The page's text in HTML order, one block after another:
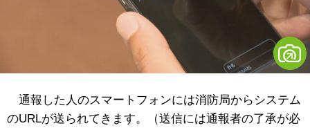
通報した人のスマートフォンには消防局からシステム
のURLが送られてきます。（送信には通報者の了承が必